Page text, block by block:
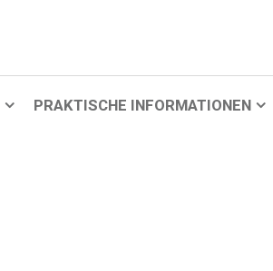
PRAKTISCHE INFORMATIONEN